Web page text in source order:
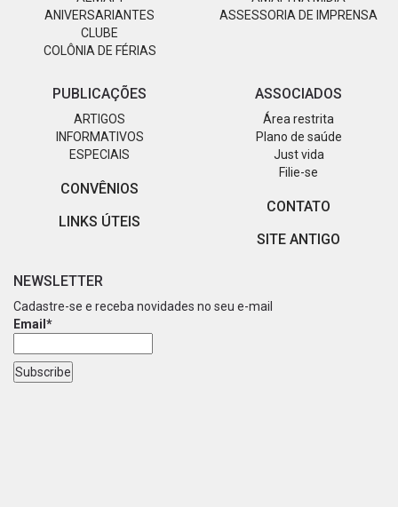
ANIVERSARIANTES
CLUBE
COLÔNIA DE FÉRIAS
ASSESSORIA DE IMPRENSA
PUBLICAÇÕES
ARTIGOS
INFORMATIVOS
ESPECIAIS
CONVÊNIOS
LINKS ÚTEIS
ASSOCIADOS
Área restrita
Plano de saúde
Just vida
Filie-se
CONTATO
SITE ANTIGO
NEWSLETTER
Cadastre-se e receba novidades no seu e-mail
Email*